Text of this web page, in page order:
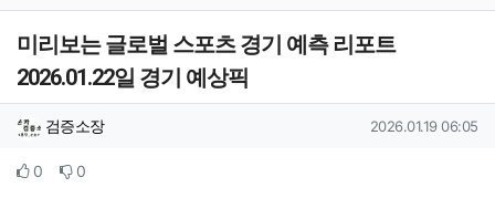
미리보는 글로벌 스포츠 경기 예측 리포트
2026.01.22일 경기 예상픽
작성자 정보
검증소장작성 작성일
2026.01.19 06:05
컨텐츠 정보
0추천 0비추천